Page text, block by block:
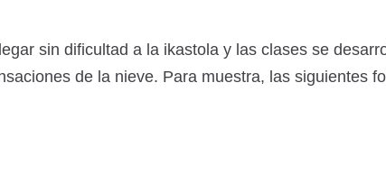
sin dificultad a la ikastola y las clases se
de la nieve. Para muestra, las siguientes